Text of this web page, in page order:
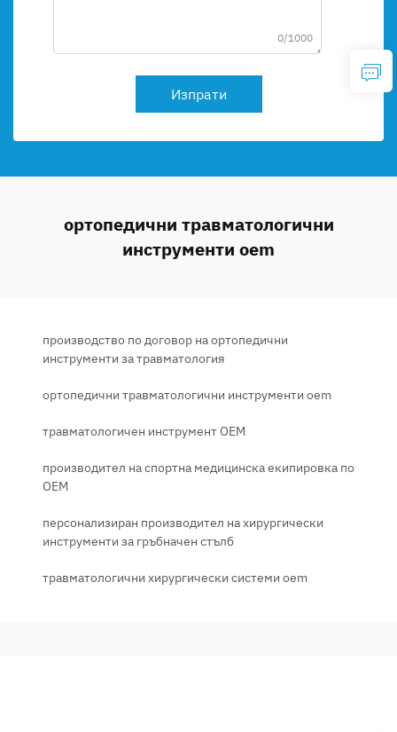
0/1000
Изпрати
ортопедични травматологични
инструменти oem
производство по договор на ортопедични
инструменти за травматология
ортопедични травматологични инструменти oem
травматологичен инструмент OEM
производител на спортна медицинска екипировка по
OEM
персонализиран производител на хирургически
инструменти за гръбначен стълб
травматологични хирургически системи oem